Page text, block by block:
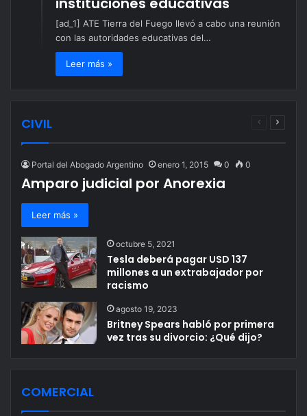
[ad_1] ATE Tierra del Fuego llevó a cabo una reunión
con las autoridades educativas del…
Leer más »
CIVIL
PáginaPágina
Portal del Abogado Argentino enero 1, 2015 0 0
Amparo judicial por Anorexia
Leer más »
octubre 5, 2021
Tesla deberá pagar USD 137
millones a un extrabajador por
racismo
agosto 19, 2023
Britney Spears habló por primera
vez tras su divorcio: ¿Qué dijo?
COMERCIAL